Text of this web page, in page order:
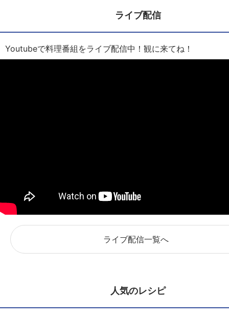
ライブ配信
Youtubeで料理番組をライブ配信中！観に来てね！
ライブ配信一覧へ
人気のレシピ